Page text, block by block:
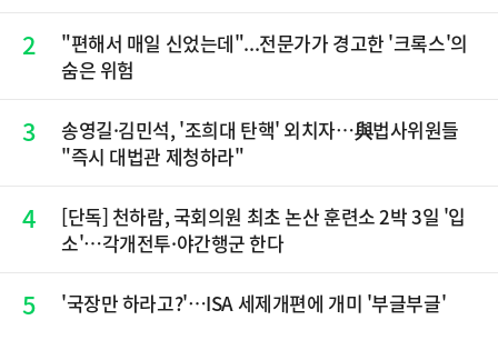
2
"편해서 매일 신었는데"...전문가가 경고한 '크록스'의
숨은 위험
3
송영길·김민석, '조희대 탄핵' 외치자…與법사위원들
"즉시 대법관 제청하라"
4
[단독] 천하람, 국회의원 최초 논산 훈련소 2박 3일 '입
소'…각개전투·야간행군 한다
5 '국장만 하라고?'…ISA 세제개편에 개미 '부글부글'